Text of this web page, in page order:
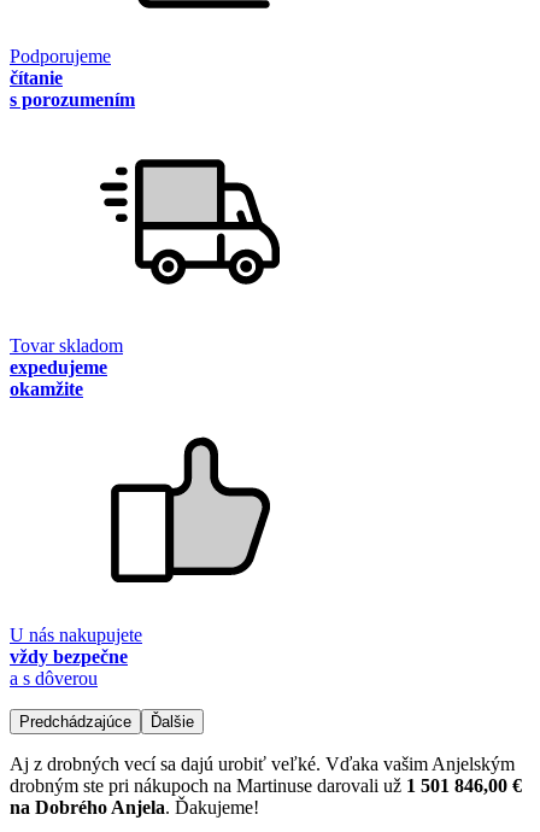
Podporujeme
čítanie
s porozumením
Tovar skladom
expedujeme
okamžite
U nás nakupujete
vždy bezpečne
a s dôverou
Predchádzajúce Ďalšie
Aj z drobných vecí sa dajú urobiť veľké. Vďaka vašim Anjelským
drobným ste pri nákupoch na Martinuse darovali už 1 501 846,00 €
na Dobrého Anjela. Ďakujeme!